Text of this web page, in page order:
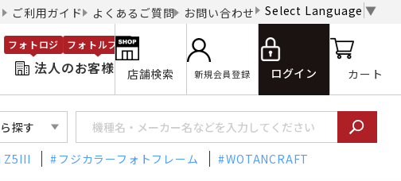
ご利用ガイド よくあるご質問 お問い合わせ Select Language ▼
法人のお客様
フォトロジ フォトルプロ
店舗検索 新規会員登録 ログイン カート
探す
Z5III フジカラーフォトフレーム WOTANCRAFT